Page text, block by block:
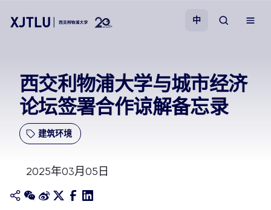
招生
科研
学院
中
西交利物浦大学与城市经济
论坛签署合作谅解备忘录
建筑环境
2025年03月05日